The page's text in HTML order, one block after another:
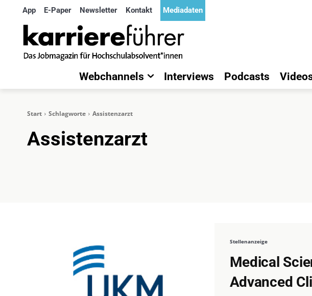
App E-Paper Newsletter Kontakt Mediadaten
Webchannels Interviews Podcasts
Start Schlagworte Assistenzarzt
Assistenzarzt
Stellenanzeige
Medical
Advanced